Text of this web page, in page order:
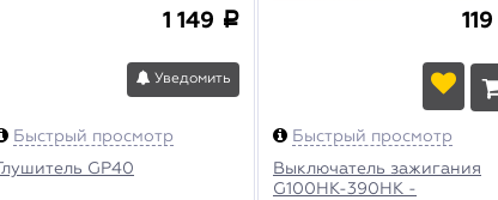
1 149 a
Уведомить
Быстрый просмотр
Глушитель GP40
119
Быстрый просмотр
Выключатель зажигания
G100HK-390HK -